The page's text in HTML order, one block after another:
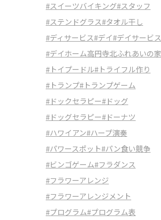
#スイーツバイキング#スタッフ
#ステンドグラス#タオル干し
#ディサービス#デイ#デイサービス
#デイホーム高円寺北ふれあいの家
#トイプードル#トライフル作り
#トランプ#トランプゲーム
#ドックセラピー#ドッグ
#ドッグセラピー#ドーナツ
#ハワイアン#ハープ演奏
#パワースポット#パン食い競争
#ビンゴゲーム#フラダンス
#フラワーアレンジ
#フラワーアレンジメント
#プログラム#プログラム表